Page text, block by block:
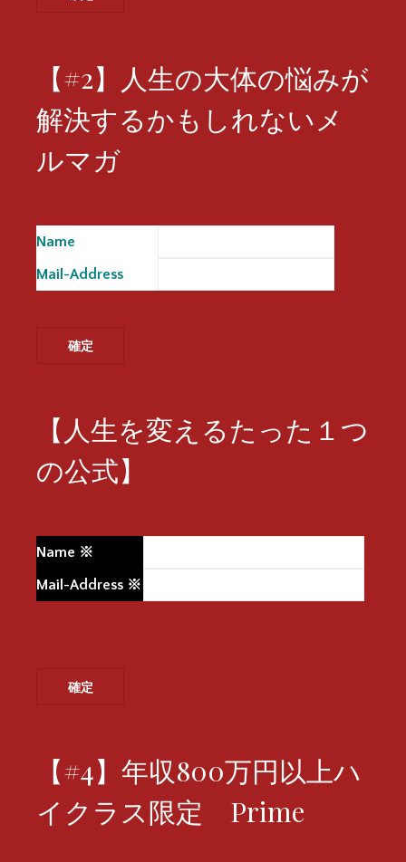
【#2】人生の大体の悩みが
解決するかもしれないメ
ルマガ
Name
Mail-Address
【人生を変えるたった１つ
の公式】
Name ※
Mail-Address ※
【#4】年収800万円以上ハ
イクラス限定 Prime